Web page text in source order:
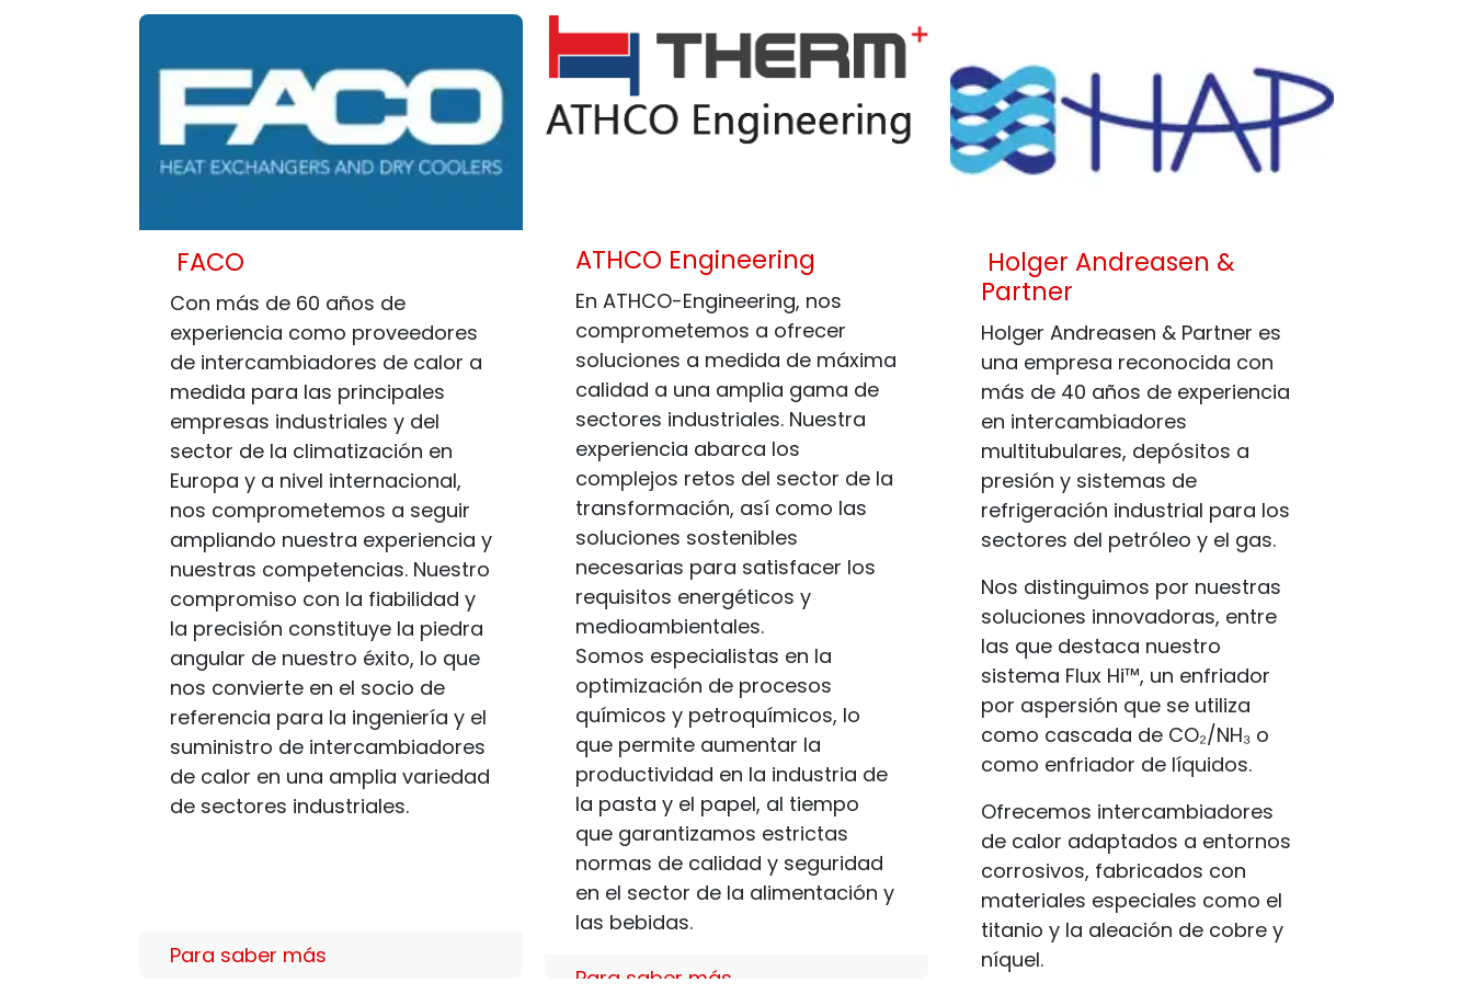
FACO
Con más de 60 años de
experiencia como proveedores
de intercambiadores de calor a
medida para las principales
empresas industriales y del
sector de la climatización en
Europa y a nivel internacional,
nos comprometemos a seguir
ampliando nuestra experiencia y
nuestras competencias. Nuestro
compromiso con la fiabilidad y
la precisión constituye la piedra
angular de nuestro éxito, lo que
nos convierte en el socio de
referencia para la ingeniería y el
suministro de intercambiadores
de calor en una amplia variedad
de sectores industriales. ​
Para saber más
ATHCO Engineering
En ATHCO-Engineering, nos
comprometemos a ofrecer
soluciones a medida de máxima
calidad a una amplia gama de
sectores industriales. Nuestra
experiencia abarca los
complejos retos del sector de la
transformación, así como las
soluciones sostenibles
necesarias para satisfacer los
requisitos energéticos y
medioambientales.
Somos especialistas en la
optimización de procesos
químicos y petroquímicos, lo
que permite aumentar la
productividad en la industria de
la pasta y el papel, al tiempo
que garantizamos estrictas
normas de calidad y seguridad
en el sector de la alimentación y
las bebidas.
Para saber más
Holger Andreasen &
Partner
Holger Andreasen & Partner es
una empresa reconocida con
más de 40 años de experiencia
en intercambiadores
multitubulares, depósitos a
presión y sistemas de
refrigeración industrial para los
sectores del petróleo y el gas.
Nos distinguimos por nuestras
soluciones innovadoras, entre
las que destaca nuestro
sistema Flux Hi™, un enfriador
por aspersión que se utiliza
como cascada de CO₂/NH₃ o
como enfriador de líquidos.
Ofrecemos intercambiadores
de calor adaptados a entornos
corrosivos, fabricados con
materiales especiales como el
titanio y la aleación de cobre y
níquel.